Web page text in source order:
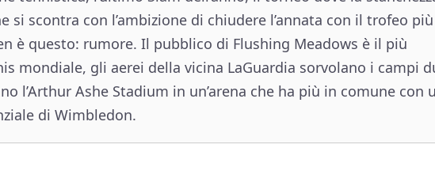
scontra con l’ambizione di chiudere l’annata con il trofeo più
è questo: rumore. Il pubblico di Flushing Meadows è il più
mondiale, gli aerei della vicina LaGuardia sorvolano i campi
l’Arthur Ashe Stadium in un’arena che ha più in comune con
di Wimbledon.